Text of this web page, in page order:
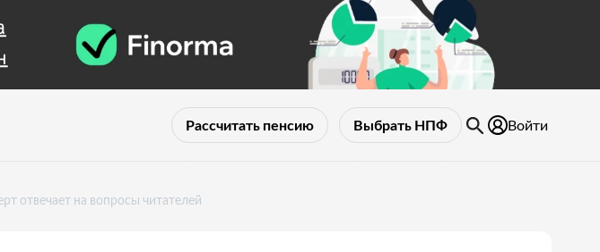
Рассчитать пенсию Выбрать НПФ Войти
отвечает на вопросы читателей